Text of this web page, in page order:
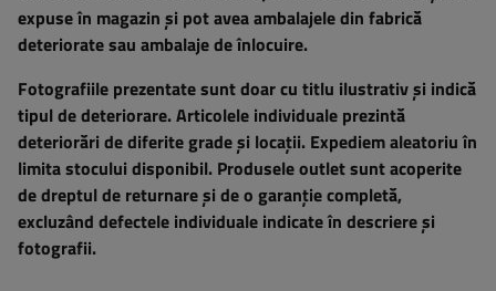
expuse în magazin și pot avea ambalajele din fabrică
deteriorate sau ambalaje de înlocuire.
Fotografiile prezentate sunt doar cu titlu ilustrativ și indică
tipul de deteriorare. Articolele individuale prezintă
deteriorări de diferite grade și locații. Expediem aleatoriu în
limita stocului disponibil. Produsele outlet sunt acoperite
de dreptul de returnare și de o garanție completă,
excluzând defectele individuale indicate în descriere și
fotografii.